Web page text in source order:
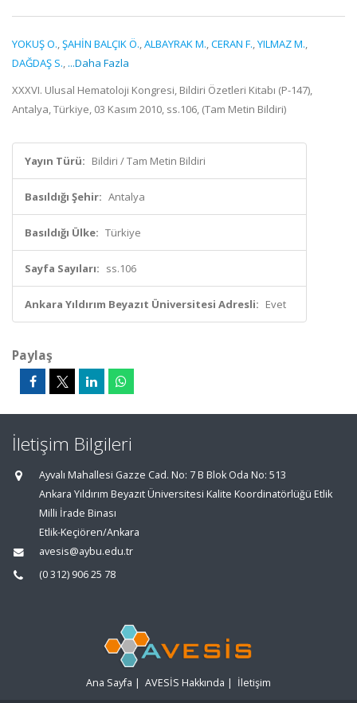
YOKUŞ O.,ŞAHİN BALÇIK Ö.,ALBAYRAK M.,CERAN F.,YILMAZ M.,
DAĞDAŞ S., ...Daha Fazla
XXXVI. Ulusal Hematoloji Kongresi, Bildiri Özetleri Kitabı (P-147),
Antalya, Türkiye, 03 Kasım 2010, ss.106, (Tam Metin Bildiri)
Yayın Türü: Bildiri / Tam Metin Bildiri
Basıldığı Şehir: Antalya
Basıldığı Ülke: Türkiye
Sayfa Sayıları: ss.106
Ankara Yıldırım Beyazıt Üniversitesi Adresli: Evet
Paylaş
İletişim Bilgileri
Ayvalı Mahallesi Gazze Cad. No: 7 B Blok Oda No: 513
Ankara Yıldırım Beyazıt Üniversitesi Kalite Koordinatörlüğü Etlik
Milli İrade Binası
Etlik-Keçiören/Ankara
avesis@aybu.edu.tr
(0 312) 906 25 78
Ana Sayfa | AVESİS Hakkında | İletişim